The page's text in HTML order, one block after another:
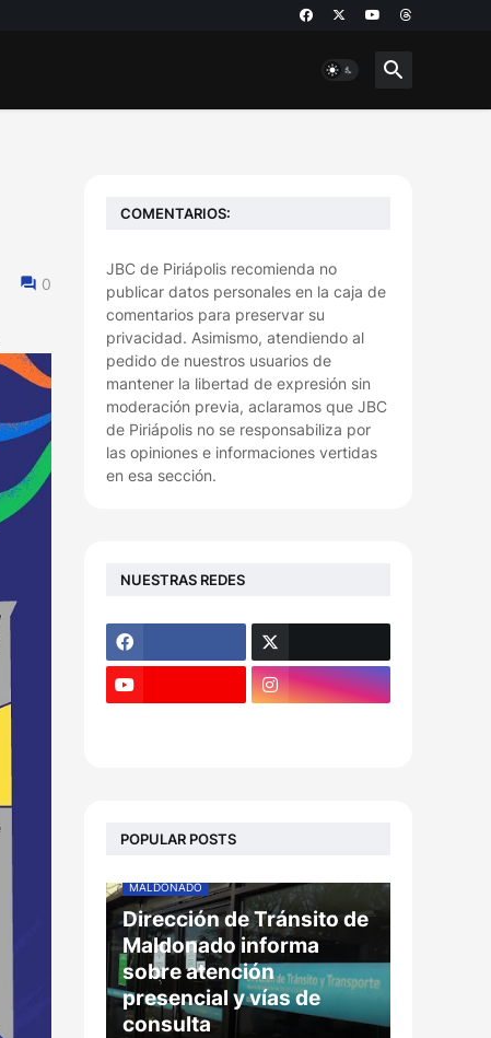
0
COMENTARIOS:
JBC de Piriápolis recomienda no
publicar datos personales en la caja de
comentarios para preservar su
privacidad. Asimismo, atendiendo al
pedido de nuestros usuarios de
mantener la libertad de expresión sin
moderación previa, aclaramos que JBC
de Piriápolis no se responsabiliza por
las opiniones e informaciones vertidas
en esa sección.
NUESTRAS REDES
POPULAR POSTS
MALDONADO
Dirección de Tránsito de
Maldonado informa
sobre atención
presencial y vías de
consulta